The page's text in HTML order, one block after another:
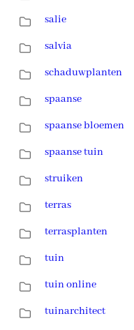
salie
salvia
schaduwplanten
spaanse
spaanse bloemen
spaanse tuin
struiken
terras
terrasplanten
tuin
tuin online
tuinarchitect